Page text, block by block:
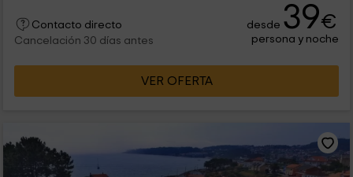
Contacto directo
Cancelación 30 días antes
desde 39€
persona y noche
VER OFERTA